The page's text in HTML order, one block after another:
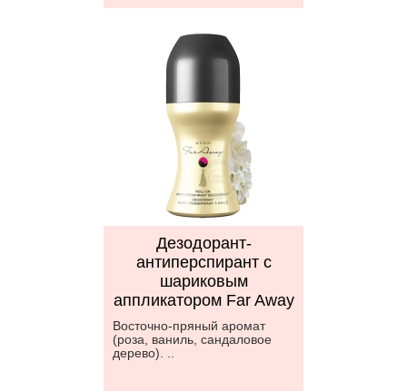
Дезодорант-
антиперспирант с
шариковым
аппликатором Far Away
Восточно-пряный аромат
(роза, ваниль, сандаловое
дерево). ..